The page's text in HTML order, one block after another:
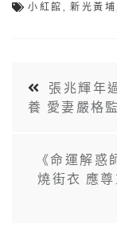
小紅館 ,新光黃埔
張兆輝年
養 愛妻嚴格
《命運解
燒街衣 應